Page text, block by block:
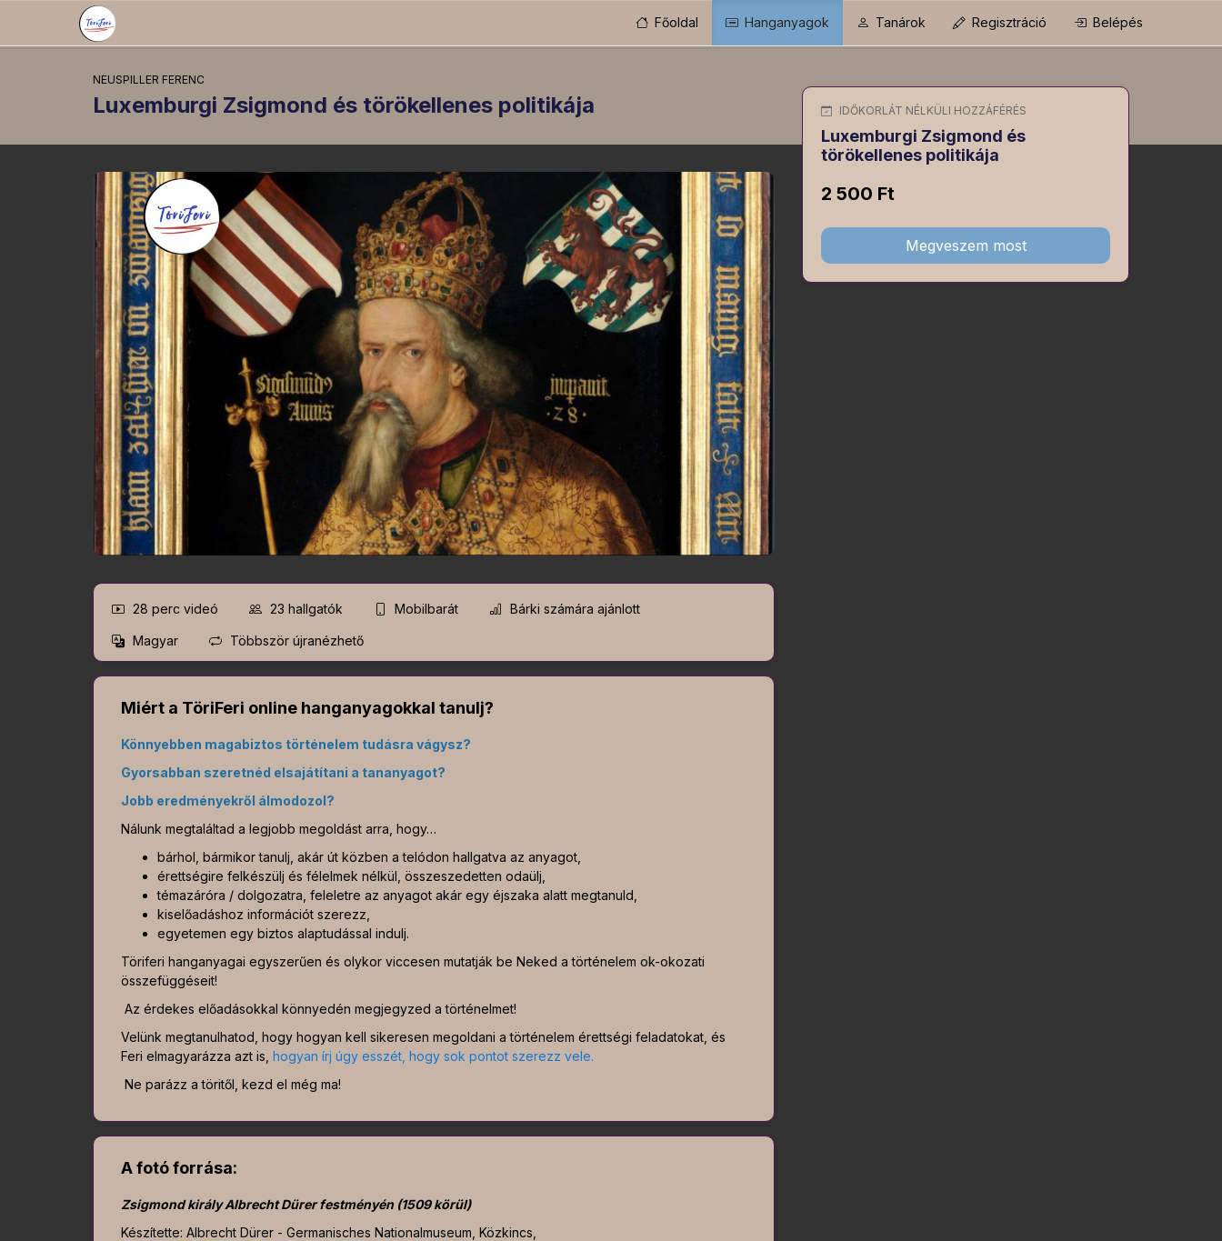
Főoldal Hanganyagok Tanárok Regisztráció Belépés
NEUSPILLER FERENC
Luxemburgi Zsigmond és törökellenes politikája
28 perc videó 23 hallgatók Mobilbarát Bárki számára ajánlott
Magyar Többször újranézhető
Miért a TöriFeri online hanganyagokkal tanulj?
Könnyebben magabiztos történelem tudásra vágysz?
Gyorsabban szeretnéd elsajátítani a tananyagot?
Jobb eredményekről álmodozol?
Nálunk megtaláltad a legjobb megoldást arra, hogy…
bárhol, bármikor tanulj, akár út közben a telódon hallgatva az anyagot,
érettségire felkészülj és félelmek nélkül, összeszedetten odaülj,
témazáróra / dolgozatra, feleletre az anyagot akár egy éjszaka alatt megtanuld,
kiselőadáshoz információt szerezz,
egyetemen egy biztos alaptudással indulj.
Töriferi hanganyagai egyszerűen és olykor viccesen mutatják be Neked a történelem ok-okozati
összefüggéseit!
Az érdekes előadásokkal könnyedén megjegyzed a történelmet!
Velünk megtanulhatod, hogy hogyan kell sikeresen megoldani a történelem érettségi feladatokat, és
Feri elmagyarázza azt is, hogyan írj úgy esszét, hogy sok pontot szerezz vele.
Ne parázz a töritől, kezd el még ma!
A fotó forrása:
Zsigmond király Albrecht Dürer festményén (1509 körül)
Készítette: Albrecht Dürer - Germanisches Nationalmuseum, Közkincs,
IDŐKORLÁT NÉLKÜLI HOZZÁFÉRÉS
Luxemburgi Zsigmond és
törökellenes politikája
2 500 Ft
Megveszem most